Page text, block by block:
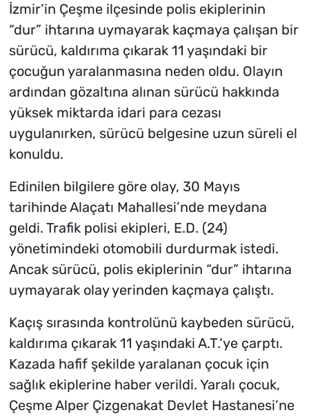
İzmir’in Çeşme ilçesinde polis ekiplerinin
“dur” ihtarına uymayarak kaçmaya çalışan bir
sürücü, kaldırıma çıkarak 11 yaşındaki bir
çocuğun yaralanmasına neden oldu. Olayın
ardından gözaltına alınan sürücü hakkında
yüksek miktarda idari para cezası
uygulanırken, sürücü belgesine uzun süreli el
konuldu.
Edinilen bilgilere göre olay, 30 Mayıs
tarihinde Alaçatı Mahallesi’nde meydana
geldi. Trafik polisi ekipleri, E.D. (24)
yönetimindeki otomobili durdurmak istedi.
Ancak sürücü, polis ekiplerinin “dur” ihtarına
uymayarak olay yerinden kaçmaya çalıştı.
Kaçış sırasında kontrolünü kaybeden sürücü,
kaldırıma çıkarak 11 yaşındaki A.T.‘ye çarptı.
Kazada hafif şekilde yaralanan çocuk için
sağlık ekiplerine haber verildi. Yaralı çocuk,
Çeşme Alper Çizgenakat Devlet Hastanesi’ne